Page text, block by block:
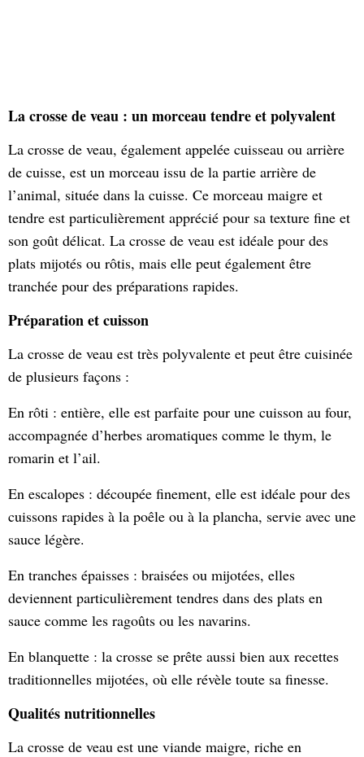
La crosse de veau : un morceau tendre et polyvalent
La crosse de veau, également appelée cuisseau ou arrière
de cuisse, est un morceau issu de la partie arrière de
l’animal, située dans la cuisse. Ce morceau maigre et
tendre est particulièrement apprécié pour sa texture fine et
son goût délicat. La crosse de veau est idéale pour des
plats mijotés ou rôtis, mais elle peut également être
tranchée pour des préparations rapides.
Préparation et cuisson
La crosse de veau est très polyvalente et peut être cuisinée
de plusieurs façons :
En rôti : entière, elle est parfaite pour une cuisson au four,
accompagnée d’herbes aromatiques comme le thym, le
romarin et l’ail.
En escalopes : découpée finement, elle est idéale pour des
cuissons rapides à la poêle ou à la plancha, servie avec une
sauce légère.
En tranches épaisses : braisées ou mijotées, elles
deviennent particulièrement tendres dans des plats en
sauce comme les ragoûts ou les navarins.
En blanquette : la crosse se prête aussi bien aux recettes
traditionnelles mijotées, où elle révèle toute sa finesse.
Qualités nutritionnelles
La crosse de veau est une viande maigre, riche en